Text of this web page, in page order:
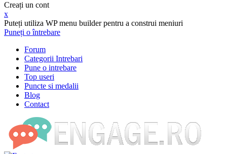
Creați un cont
x
Puteți utiliza WP menu builder pentru a construi meniuri
Puneți o întrebare
Forum
Categorii Intrebari
Pune o intrebare
Top useri
Puncte si medalii
Blog
Contact